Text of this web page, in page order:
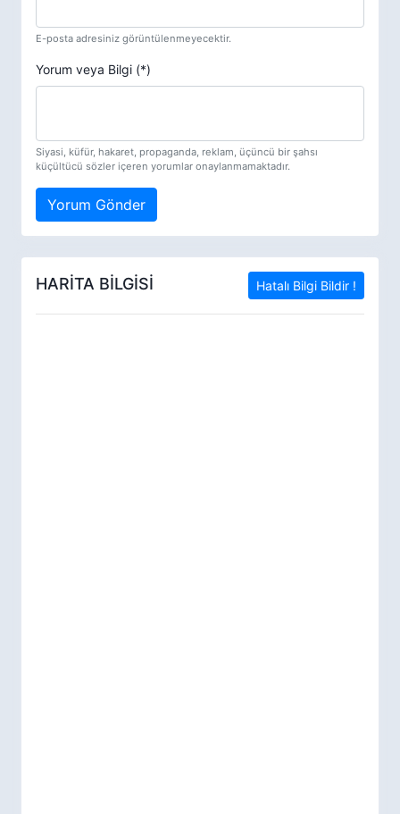
E-posta adresiniz görüntülenmeyecektir.
Yorum veya Bilgi (*)
Siyasi, küfür, hakaret, propaganda, reklam, üçüncü bir şahsı
küçültücü sözler içeren yorumlar onaylanmamaktadır.
Yorum Gönder
HARİTA BİLGİSİ Hatalı Bilgi Bildir !